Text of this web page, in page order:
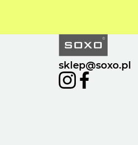
sklep@soxo.pl